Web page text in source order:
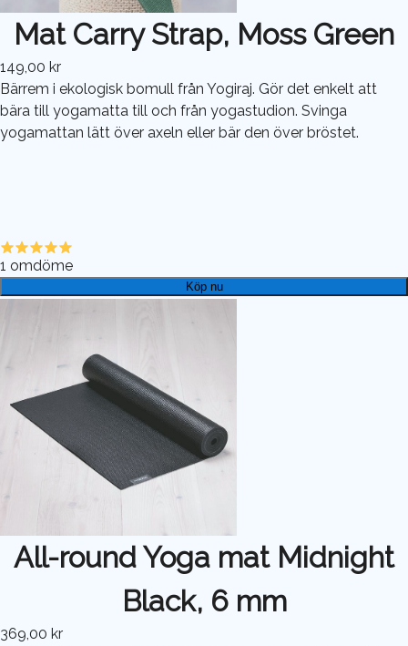
Mat Carry Strap, Moss Green
149,00 kr
Bärrem i ekologisk bomull från Yogiraj. Gör det enkelt att
bära till yogamatta till och från yogastudion. Svinga
yogamattan lätt över axeln eller bär den över bröstet.
1 omdöme
Köp nu
All-round Yoga mat Midnight
Black, 6 mm
369,00 kr